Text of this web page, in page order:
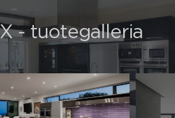
- tuotegalleria